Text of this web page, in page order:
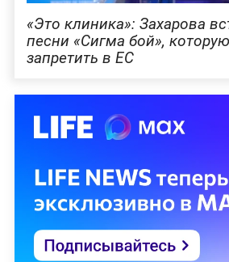
«Это клиника»: Захарова
песни «Сигма бой»,
запретить в ЕС